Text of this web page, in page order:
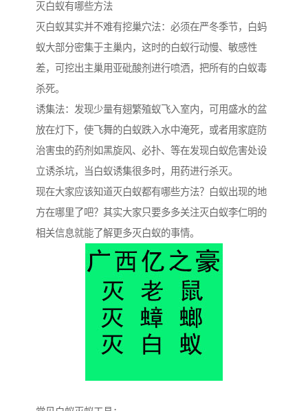
灭白蚁有哪些方法
灭白蚁其实并不难有挖巢穴法：必须在严冬季节，白蚂
蚁大部分密集于主巢内，这时的白蚁行动慢、敏感性
差，可挖出主巢用亚砒酸剂进行喷洒，把所有的白蚁毒
杀死。
诱集法：发现少量有翅繁殖蚁飞入室内，可用盛水的盆
放在灯下，使飞舞的白蚁跌入水中淹死，或者用家庭防
治害虫的药剂如黑旋风、必扑、等在发现白蚁危害处设
立诱杀坑，当白蚁诱集很多时，用药进行杀灭。
现在大家应该知道灭白蚁都有哪些方法？白蚁出现的地
方在哪里了吧？其实大家只要多多关注灭白蚁李仁明的
相关信息就能了解更多灭白蚁的事情。